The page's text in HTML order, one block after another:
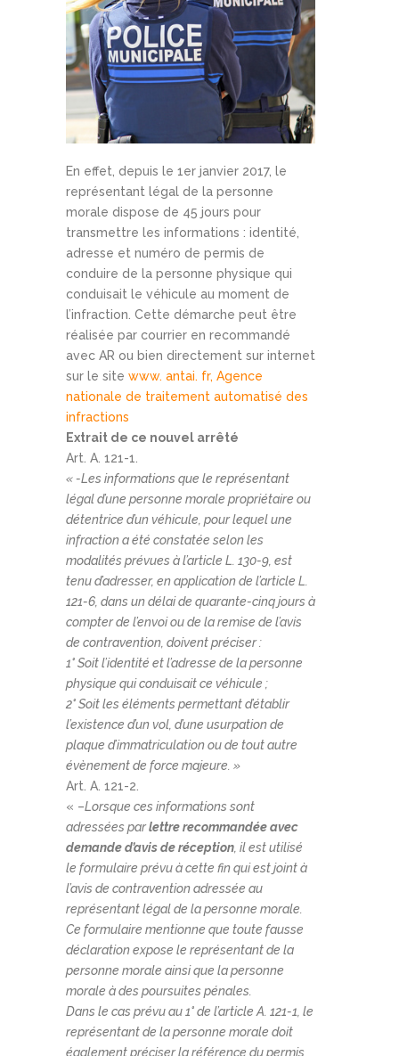
En effet, depuis le 1er janvier 2017, le
représentant légal de la personne
morale dispose de 45 jours pour
transmettre les informations : identité,
adresse et numéro de permis de
conduire de la personne physique qui
conduisait le véhicule au moment de
l’infraction. Cette démarche peut être
réalisée par courrier en recommandé
avec AR ou bien directement sur internet
sur le site www. antai. fr, Agence
nationale de traitement automatisé des
infractions
Extrait de ce nouvel arrêté
Art. A. 121-1.
« -Les informations que le représentant
légal d’une personne morale propriétaire ou
détentrice d’un véhicule, pour lequel une
infraction a été constatée selon les
modalités prévues à l’article L. 130-9, est
tenu d’adresser, en application de l’article L.
121-6, dans un délai de quarante-cinq jours à
compter de l’envoi ou de la remise de l’avis
de contravention, doivent préciser :
1° Soit l’identité et l’adresse de la personne
physique qui conduisait ce véhicule ;
2° Soit les éléments permettant d’établir
l’existence d’un vol, d’une usurpation de
plaque d’immatriculation ou de tout autre
évènement de force majeure. »
Art. A. 121-2.
« –Lorsque ces informations sont
adressées parlettre recommandée avec
demande d’avis de réception , il est utilisé
le formulaire prévu à cette fin qui est joint à
l’avis de contravention adressée au
représentant légal de la personne morale.
Ce formulaire mentionne que toute fausse
déclaration expose le représentant de la
personne morale ainsi que la personne
morale à des poursuites pénales.
Dans le cas prévu au 1° de l’article A. 121-1, le
représentant de la personne morale doit
également préciser la référence du permis